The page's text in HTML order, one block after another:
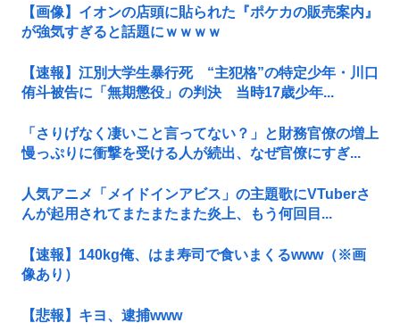
【画像】イオンの店頭に貼られた『ポケカの販売案内』
が強気すぎると話題にｗｗｗｗ
【速報】江別大学生暴行死 “主犯格”の特定少年・川口
侑斗被告に「無期懲役」の判決 当時17歳少年...
「さりげなく凄いこと言ってない？」と財務官僚の増上
慢っぷりに衝撃を受ける人が続出、なぜ官僚にすぎ...
人気アニメ「メイドインアビス」の主題歌にVTuberさ
んが起用されてまたまたまた炎上、もう何回目...
【速報】140kg俺、はま寿司で食いまくるwww（※画
像あり）
【悲報】キヨ、逮捕www